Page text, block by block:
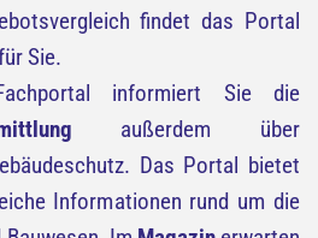
findet das Portal
Sie.
informiert Sie die
außerdem über
Das Portal bietet
Informationen rund um die